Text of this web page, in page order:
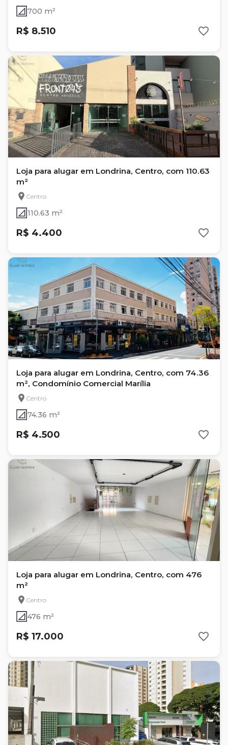
700 m²
R$ 8.510
Loja para alugar em Londrina, Centro, com 110.63
m²
Centro
110.63 m²
R$ 4.400
Loja para alugar em Londrina, Centro, com 74.36
m², Condomínio Comercial Marília
Centro
74.36 m²
R$ 4.500
Loja para alugar em Londrina, Centro, com 476
m²
Centro
476 m²
R$ 17.000